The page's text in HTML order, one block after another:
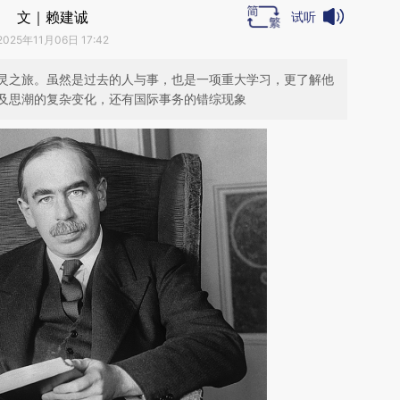
文｜赖建诚
年11月06日 17:42
试听
之旅。虽然是过去的人与事，也是一项重大学习，更了解他
潮的复杂变化，还有国际事务的错综现象